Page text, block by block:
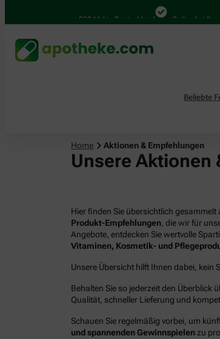
4.000 Mal in Deutschland Online bei Ihrer
Beliebte
Home Aktionen & Empfehlungen
Unsere Aktionen
Hier finden Sie übersichtlich gesammelt
Produkt-Empfehlungen , die wir für
Angebote, entdecken Sie wertvolle
Vitaminen, Kosmetik- und
Unsere Übersicht hilft Ihnen dabei, kein
Behalten Sie so jederzeit den Überblick
Qualität, schneller Lieferung und
Schauen Sie regelmäßig vorbei, um
und spannenden Gewinnspielenzu